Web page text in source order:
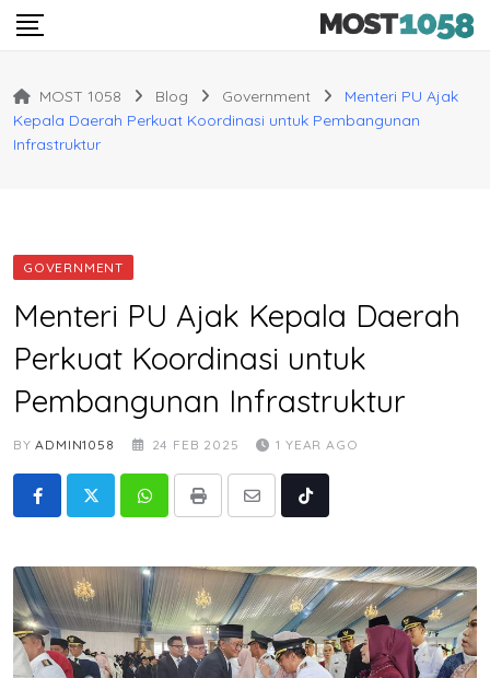
Skip
MOST 1058 Blog Government
Menteri PU Ajak
Kepala Daerah Perkuat Koordinasi untuk Pembangunan
Infrastruktur
GOVERNMENT
Menteri PU Ajak Kepala Daerah
Perkuat Koordinasi untuk
Pembangunan Infrastruktur
BYADMIN1058 24 FEB 2025 1 YEAR AGO
WhatsappPrint
Share
Tiktok